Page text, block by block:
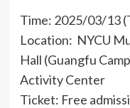
Time: 2025/03/13
Location: NYCU
Hall (Guangfu
Activity Center
Ticket: Free